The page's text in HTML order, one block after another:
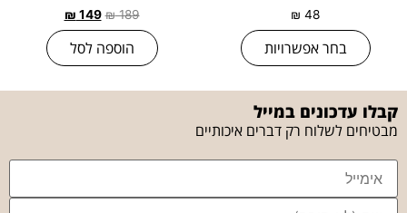
₪ 48
בחר אפשרויות
₪189
₪ 149
הוספה לסל
קבלו עדכונים במייל
מבטיחים לשלוח רק דברים איכותיים